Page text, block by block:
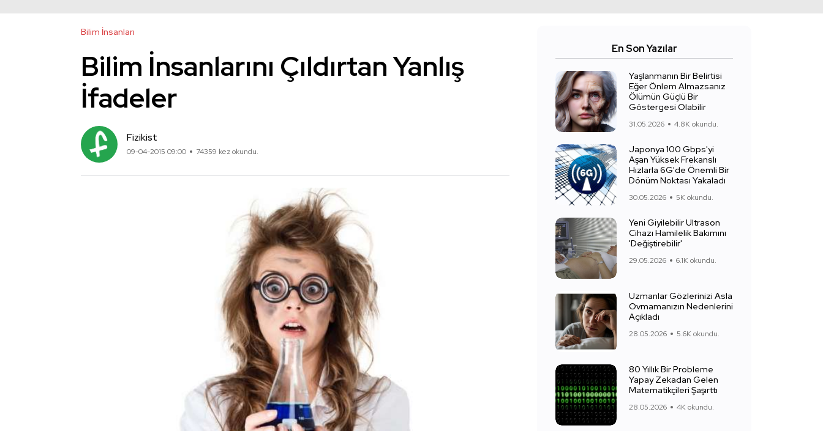
Bilim İnsanları
Bilim İnsanlarını Çıldırtan Yanlış
İfadeler
Fizikist
09-04-2015 09:00 74359 kez okundu.
En Son Yazılar
Yaşlanmanın Bir Belirtisi
Eğer Önlem Almazsanız
Ölümün Güçlü Bir
Göstergesi Olabilir
31.05.2026 4.8K okundu.
Japonya 100 Gbps'yi
Aşan Yüksek Frekanslı
Hızlarla 6G'de Önemli Bir
Dönüm Noktası Yakaladı
30.05.2026 5K okundu.
Yeni Giyilebilir Ultrason
Cihazı Hamilelik Bakımını
'Değiştirebilir'
29.05.2026 6.1K okundu.
Uzmanlar Gözlerinizi Asla
Ovmamanızın Nedenlerini
Açıkladı
28.05.2026 5.6K okundu.
80 Yıllık Bir Probleme
Yapay Zekadan Gelen
Matematikçileri Şaşırttı
28.05.2026 4K okundu.